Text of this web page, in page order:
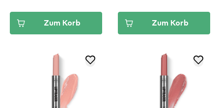
Zum Korb Zum Korb